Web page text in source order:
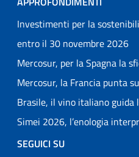
Investimenti per la
entro il 30 novembre 2026
Mercosur, per la Spagna la
Mercosur, la Francia punta
Brasile, il vino italiano guida
Simei 2026, l’enologia
SEGUICI SU